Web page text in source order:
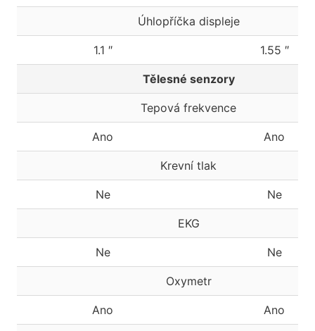
Úhlopříčka displeje
1.1 ″ 1.55 ″
Tělesné senzory
Tepová frekvence
Ano Ano
Krevní tlak
Ne Ne
EKG
Ne Ne
Oxymetr
Ano Ano